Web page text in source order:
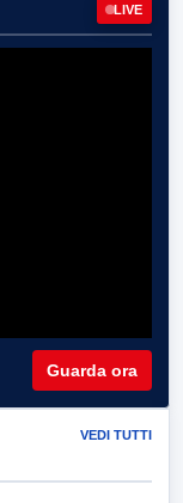
LIVE
Guarda ora
VEDI TUTTI